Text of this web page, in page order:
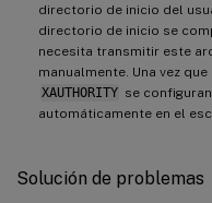
directorio de inicio del
directorio de inicio se
necesita transmitir este
manualmente. Una vez
XAUTHORITY se
automáticamente en el
Solución de problemas